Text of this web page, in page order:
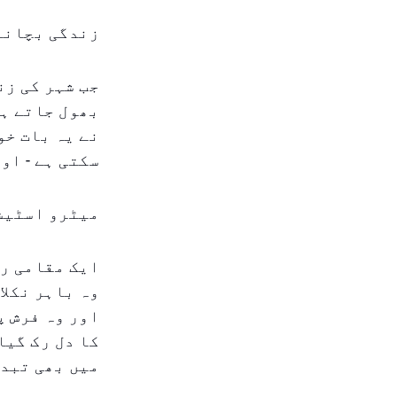
زندگی
جب شہر کی
بھول جاتے
نے یہ بات
سکتی ہے -
میٹرو
ایک مقامی
وہ باہر
اور وہ فرش
کا دل رک
میں بھی